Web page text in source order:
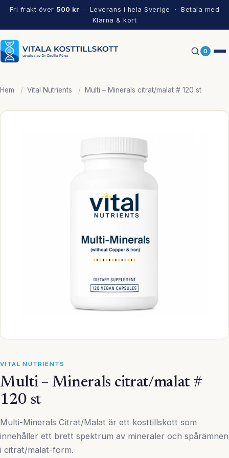
Fri frakt över 500 kr · Leverans i hela Sverige · Betala med
Klarna & kort
0
Hem / Vital Nutrients / Multi – Minerals citrat/malat # 120 st
VITAL NUTRIENTS
Multi – Minerals citrat/malat #
120 st
Multi-Minerals Citrat/Malat är ett kosttillskott som
innehåller ett brett spektrum av mineraler och spårämnen
i citrat/malat-form.